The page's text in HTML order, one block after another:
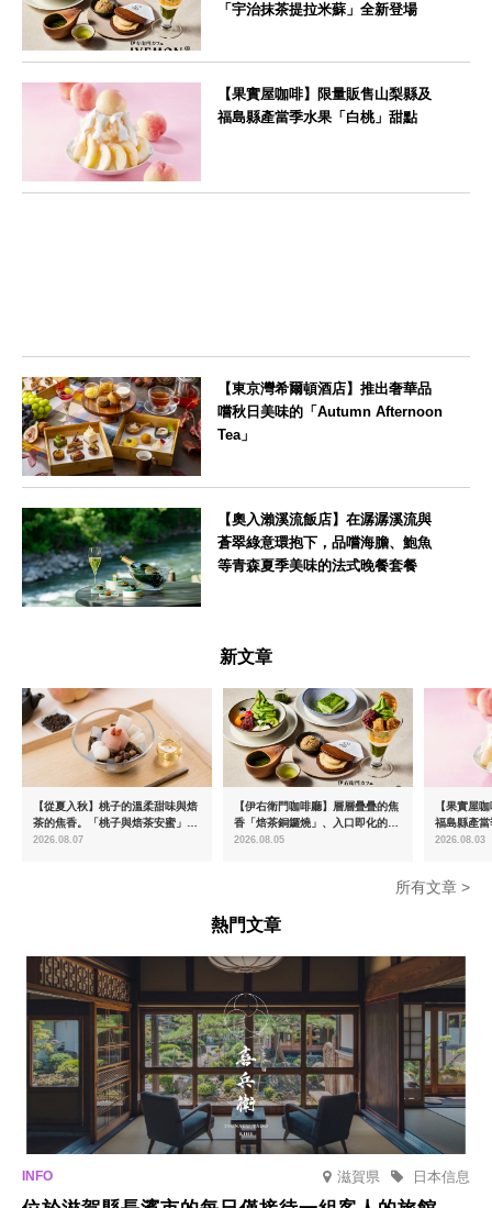
「宇治抹茶提拉米蘇」全新登場
【果實屋咖啡】限量販售山梨縣及
福島縣產當季水果「白桃」甜點
【東京灣希爾頓酒店】推出奢華品
嚐秋日美味的「Autumn Afternoon
Tea」
【奧入瀨溪流飯店】在潺潺溪流與
蒼翠綠意環抱下，品嚐海膽、鮑魚
等青森夏季美味的法式晚餐套餐
新文章
【從夏入秋】桃子的溫柔甜味與焙
茶的焦香。「桃子與焙茶安蜜」將
於8月中旬起限時販售
2026.08.07
【伊右衛門咖啡廳】層層疊疊的焦
香「焙茶銅鑼燒」、入口即化的
「宇治抹茶提拉米蘇」全新登場
2026.08.05
【果實屋
福島縣產
2026.08.03
所有文章 >
熱門文章
滋賀県 日本信息